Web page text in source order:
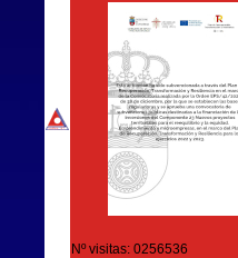
Nº visitas: 0256536